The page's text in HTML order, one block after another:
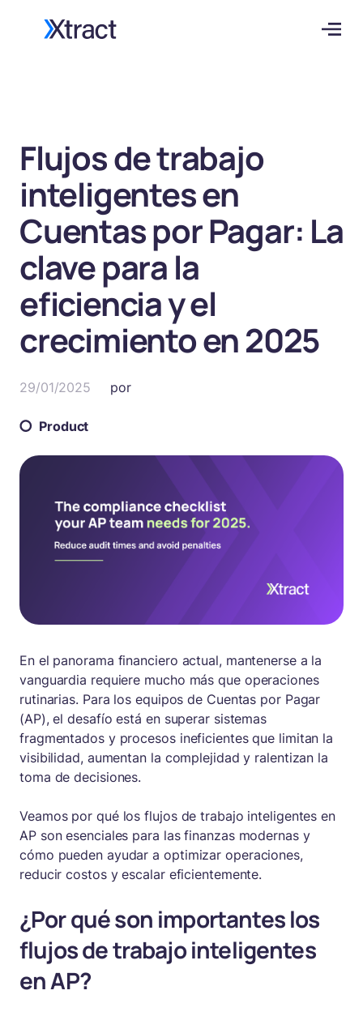
Flujos de trabajo
inteligentes en
Cuentas por Pagar: La
clave para la
eficiencia y el
crecimiento en 2025
29/01/2025 por
Product
En el panorama financiero actual, mantenerse a la
vanguardia requiere mucho más que operaciones
rutinarias. Para los equipos de Cuentas por Pagar
(AP), el desafío está en superar sistemas
fragmentados y procesos ineficientes que limitan la
visibilidad, aumentan la complejidad y ralentizan la
toma de decisiones.
Veamos por qué los flujos de trabajo inteligentes en
AP son esenciales para las finanzas modernas y
cómo pueden ayudar a optimizar operaciones,
reducir costos y escalar eficientemente.
¿Por qué son importantes los
flujos de trabajo inteligentes
en AP?